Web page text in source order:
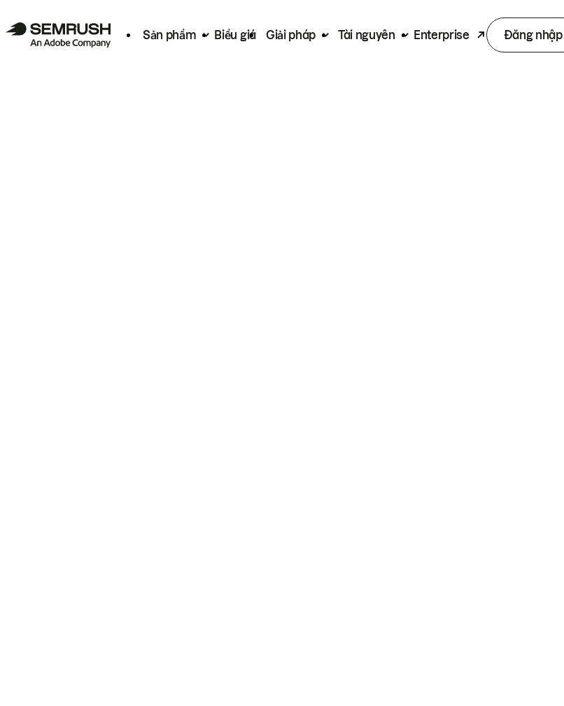
Sản phẩm Biểu giá Giải pháp Tài nguyên Enterprise Đăng nhập